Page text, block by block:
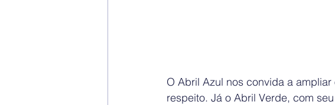
O Abril Azul nos convida a
respeito. Já o Abril Verde, com